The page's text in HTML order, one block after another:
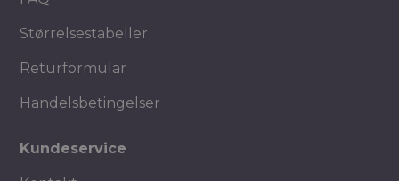
Størrelsestabeller
Returformular
Handelsbetingelser
Kundeservice